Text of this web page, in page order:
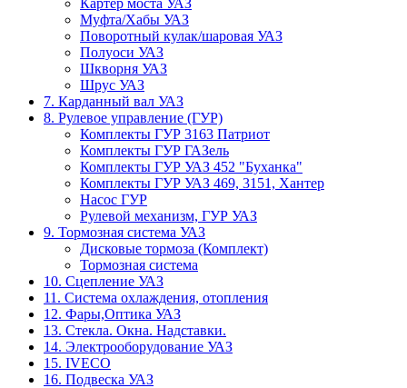
Картер моста УАЗ
Муфта/Хабы УАЗ
Поворотный кулак/шаровая УАЗ
Полуоси УАЗ
Шкворня УАЗ
Шрус УАЗ
7. Карданный вал УАЗ
8. Рулевое управление (ГУР)
Комплекты ГУР 3163 Патриот
Комплекты ГУР ГАЗель
Комплекты ГУР УАЗ 452 "Буханка"
Комплекты ГУР УАЗ 469, 3151, Хантер
Насос ГУР
Рулевой механизм, ГУР УАЗ
9. Тормозная система УАЗ
Дисковые тормоза (Комплект)
Тормозная система
10. Сцепление УАЗ
11. Система охлаждения, отопления
12. Фары,Оптика УАЗ
13. Стекла. Окна. Надставки.
14. Электрооборудование УАЗ
15. IVECO
16. Подвеска УАЗ